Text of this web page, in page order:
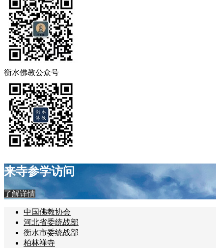
衡水佛教公众号
来寺参学访问
了解详情
中国佛教协会
河北省委统战部
衡水市委统战部
柏林禅寺